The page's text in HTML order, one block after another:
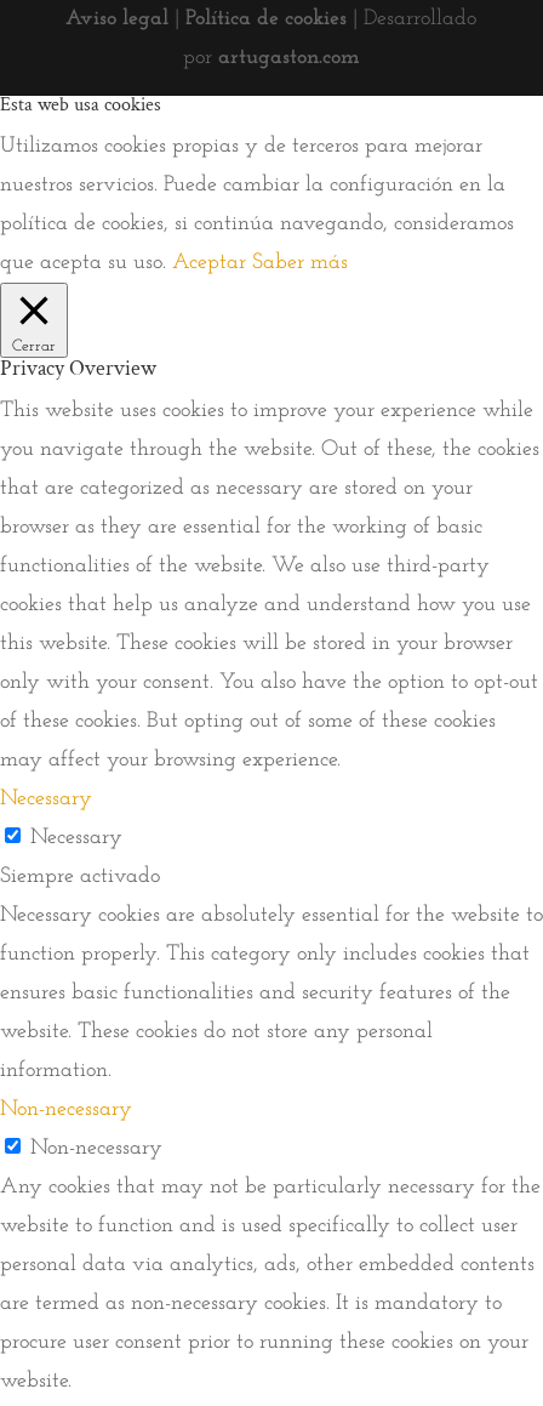
Aviso legal |Política de cookies | Desarrollado
por artugaston.com
Esta web usa cookies
Utilizamos cookies propias y de terceros para mejorar
nuestros servicios. Puede cambiar la configuración en la
política de cookies, si continúa navegando, consideramos
que acepta su uso. Aceptar Saber más
Cerrar
Privacy Overview
This website uses cookies to improve your experience while
you navigate through the website. Out of these, the cookies
that are categorized as necessary are stored on your
browser as they are essential for the working of basic
functionalities of the website. We also use third-party
cookies that help us analyze and understand how you use
this website. These cookies will be stored in your browser
only with your consent. You also have the option to opt-out
of these cookies. But opting out of some of these cookies
may affect your browsing experience.
Necessary
Necessary
Siempre activado
Necessary cookies are absolutely essential for the website to
function properly. This category only includes cookies that
ensures basic functionalities and security features of the
website. These cookies do not store any personal
information.
Non-necessary
Non-necessary
Any cookies that may not be particularly necessary for the
website to function and is used specifically to collect user
personal data via analytics, ads, other embedded contents
are termed as non-necessary cookies. It is mandatory to
procure user consent prior to running these cookies on your
website.